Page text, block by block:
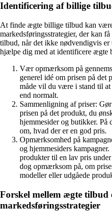
Identificering af billige
At finde ægte billige tilbud kan
markedsføringsstrategier, der kan
tilbud, når det ikke nødvendigvis
hjælpe dig med at identificere ægte
Vær opmærksom på
generel idé om prisen på det
måde vil du være i stand til
end normalt.
Sammenligning af priser:
prisen på det produkt, du
hjemmesider og butikker. På
om, hvad der er en god pris.
Opmærksomhed på
og hjemmesiders
produkter til en lav pris
dog opmærksom på, om
modeller eller udgåede
Forskel mellem ægte tilbud
markedsføringsstrategier